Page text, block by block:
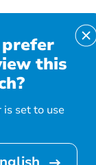
this
set to use
culture,